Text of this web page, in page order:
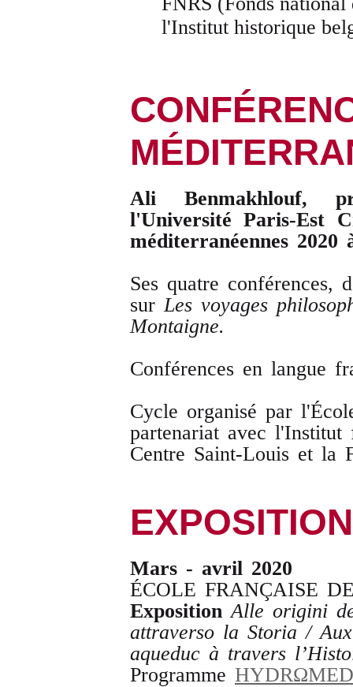
l'Institut historique
Ali Benmakhlouf,
l'Université Paris-Est
méditerranéennes 2020
Ses quatre conférences,
sur Les voyages
Montaigne.
Conférences en langue
Cycle organisé par
partenariat avec
Centre Saint-Louis et la
Mars - avril 2020
ÉCOLE FRANÇAISE
ExpositionAlle origini
attraverso la Storia /
aqueduc à travers
Programme HYDRΩMED